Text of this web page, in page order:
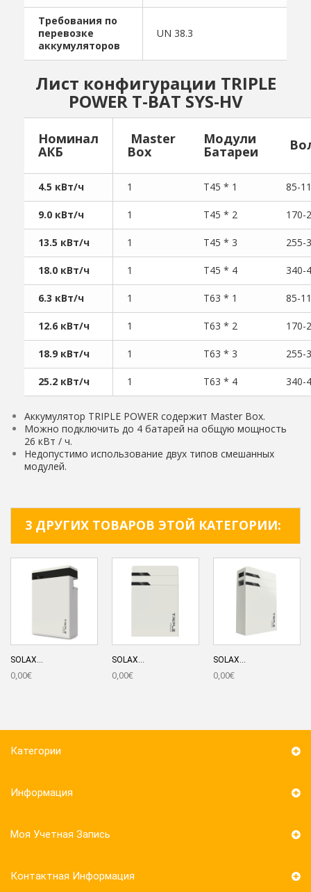
Требования по
перевозке
аккумуляторов
UN 38.3
Лист конфигурации TRIPLE
POWER T-BAT SYS-HV
Номинал
АКБ
Master
Box
Модули
Батареи
4.5 кВт/ч 1 T45 * 1 85-
9.0 кВт/ч 1 T45 * 2 170-
13.5 кВт/ч 1 T45 * 3 255-
18.0 кВт/ч 1 T45 * 4 340-
6.3 кВт/ч 1 T63 * 1 85-
12.6 кВт/ч 1 T63 * 2 170-
18.9 кВт/ч 1 T63 * 3 255-
25.2 кВт/ч 1 T63 * 4 340-
Аккумулятор TRIPLE POWER содержит Master Box.
Можно подключить до 4 батарей на общую мощность
26 кВт / ч.
Недопустимо использование двух типов смешанных
модулей.
3 ДРУГИХ ТОВАРОВ ЭТОЙ КАТЕГОРИИ:
SOLAX...
0,00€
SOLAX...
0,00€
SOLAX...
0,00€
Категории
Информация
Моя Учетная Запись
Контактная Информация